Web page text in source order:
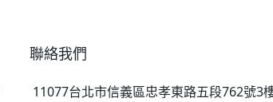
聯絡我們
11077台北市信義區忠孝東路五段762號3